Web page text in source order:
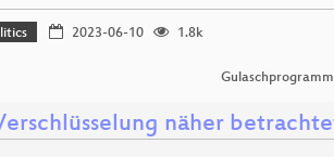
2023-06-10
1.8k
näher